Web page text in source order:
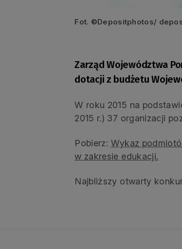
Fot. ©Depositphotos/
Zarząd Województwa
dotacji z budżetu
W roku 2015 na
2015 r.) 37 organizacji
Pobierz: Wykaz
w zakresie edukacji.
Najbliższy otwarty